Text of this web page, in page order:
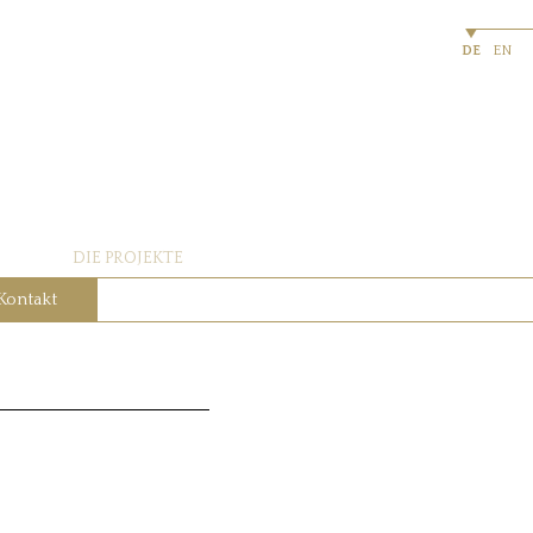
DE EN
DIE PROJEKTE